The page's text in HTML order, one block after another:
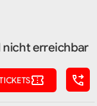
nicht erreichbar